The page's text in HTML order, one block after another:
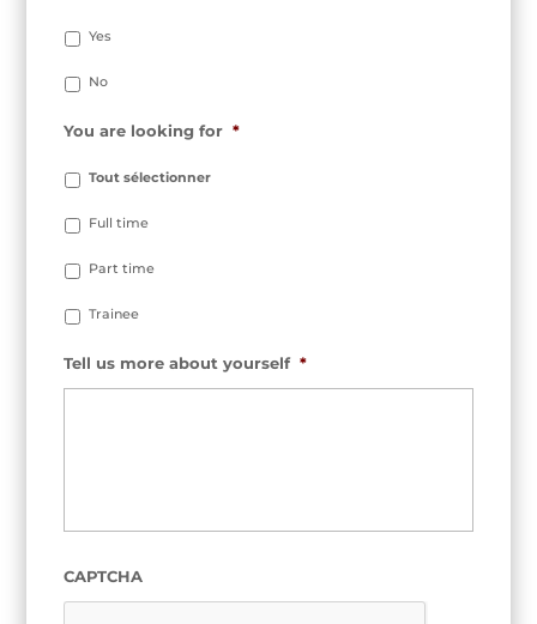
Yes
No
You are looking for *
Tout sélectionner
Full time
Part time
Trainee
Tell us more about yourself *
CAPTCHA